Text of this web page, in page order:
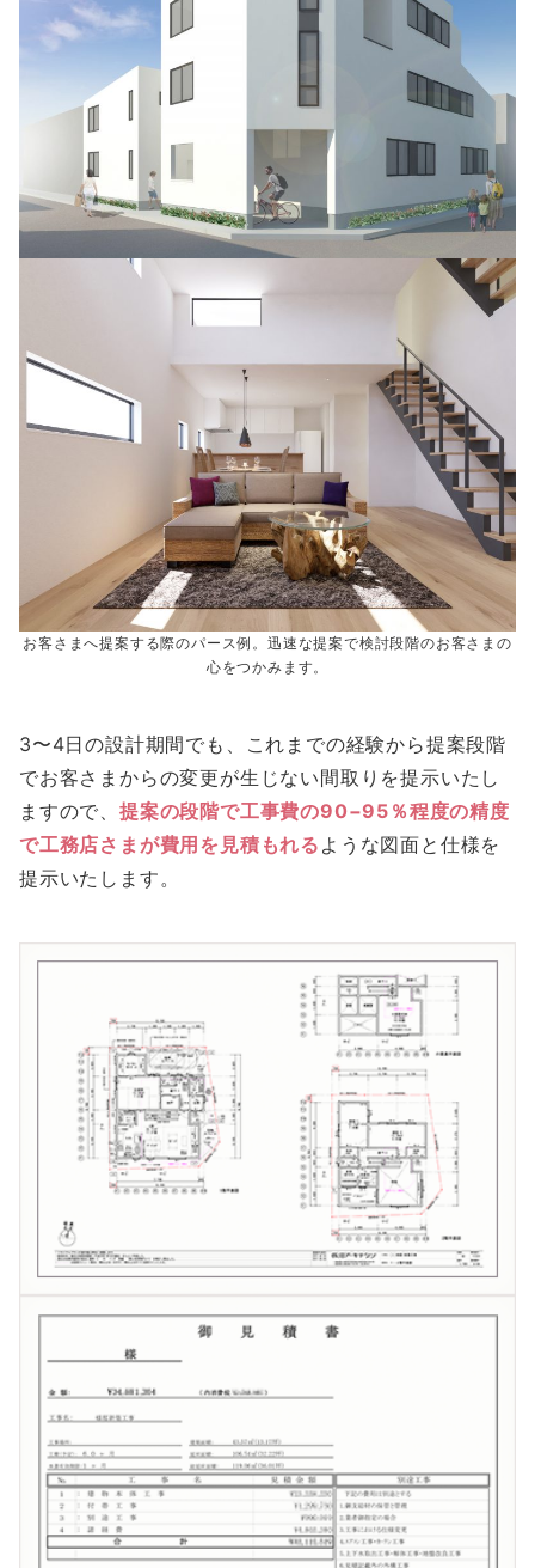
お客さまへ提案する際のパース例。迅速な提案で検討段階のお客さまの
心をつかみます。
3〜4日の設計期間でも、これまでの経験から提案段階
でお客さまからの変更が生じない間取りを提示いたし
ますので、 提案の段階で工事費の90−95％程度の精度
で工務店さまが費用を見積もれる ような図面と仕様を
提示いたします。